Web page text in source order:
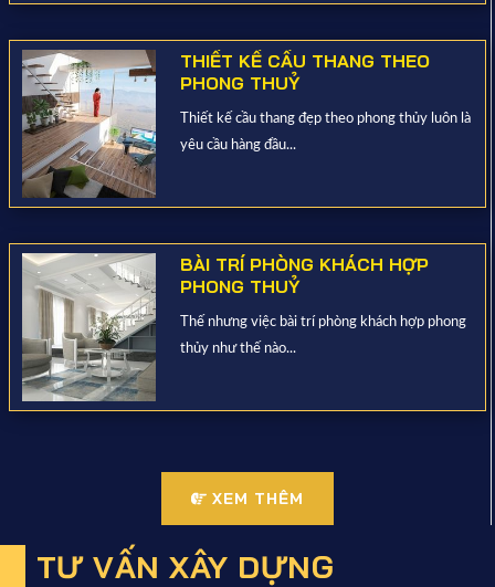
THIẾT KẾ CẦU THANG THEO
PHONG THUỶ
Thiết kế cầu thang đẹp theo phong thủy luôn là
yêu cầu hàng đầu...
BÀI TRÍ PHÒNG KHÁCH HỢP
PHONG THUỶ
Thế nhưng việc bài trí phòng khách hợp phong
thủy như thế nào...
XEM THÊM
TƯ VẤN XÂY DỰNG